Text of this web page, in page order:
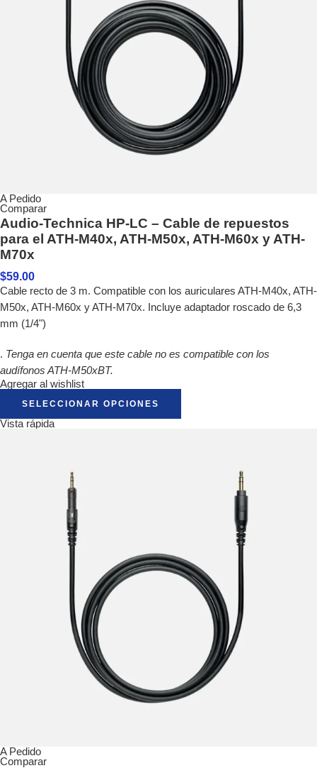
A Pedido
Comparar
Audio-Technica HP-LC – Cable de repuestos
para el ATH-M40x, ATH-M50x, ATH-M60x y ATH-
M70x
$59.00
Cable recto de 3 m. Compatible con los auriculares ATH-M40x, ATH-
M50x, ATH-M60x y ATH-M70x. Incluye adaptador roscado de 6,3
mm (1/4")
. Tenga en cuenta que este cable no es compatible con los
audífonos ATH-M50xBT.
Agregar al wishlist
SELECCIONAR OPCIONES
Vista rápida
A Pedido
Comparar